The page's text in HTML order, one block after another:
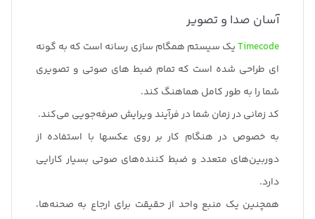
آسان صدا و تصویر
Timecodeیک سیستم همگام سازی رسانه است که به گونه
ای طراحی شده است که تمام ضبط های صوتی و تصویری
شما را به طور کامل هماهنگ کند.
کد زمانی در زمان شما در فرآیند ویرایش صرفه‌جویی می‌کند.
به خصوص در هنگام کار بر روی عکسها با استفاده از
دوربین‌های متعدد و ضبط کننده‌های صوتی بسیار کارایی
دارد.
همچنین یک منبع واحد از حقیقت برای ارجاع به صحنه‌ها،